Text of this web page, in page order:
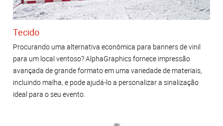
Tecido
Procurando uma alternativa econômica para banners de vinil
para um local ventoso? AlphaGraphics fornece impressão
avançada de grande formato em uma variedade de materiais,
incluindo malha, e pode ajudá-lo a personalizar a sinalização
ideal para o seu evento.